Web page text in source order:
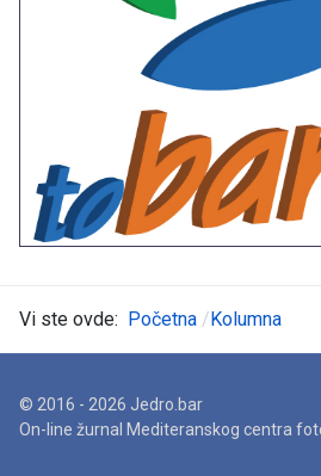
Vi ste ovde: Početna Kolumna
© 2016 - 2026 Jedro.bar
On-line žurnal Mediteranskog centra